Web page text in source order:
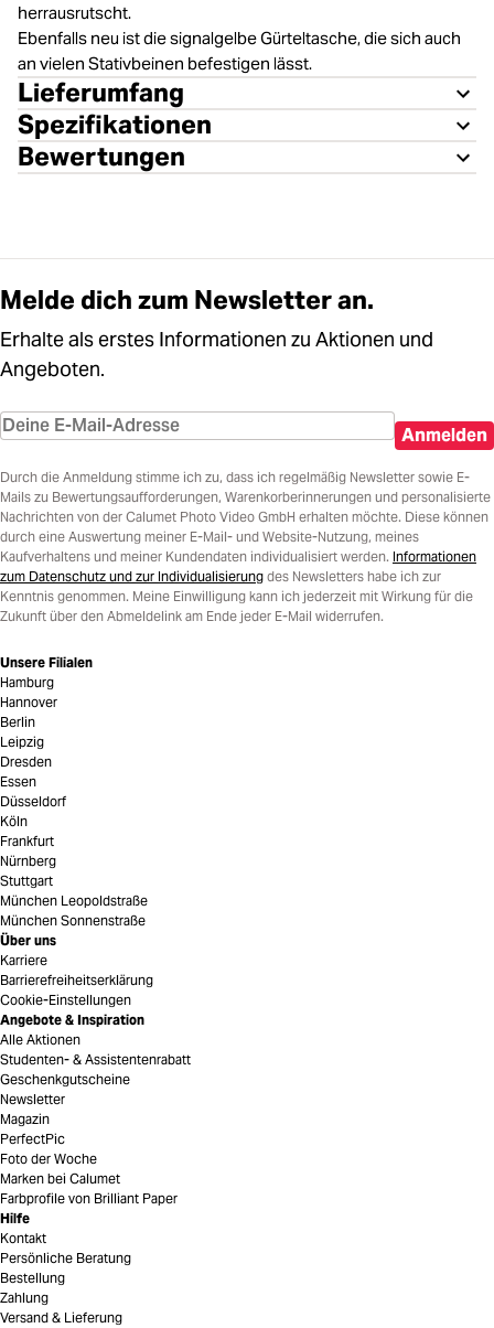
herrausrutscht.
Ebenfalls neu ist die signalgelbe Gürteltasche, die sich auch
an vielen Stativbeinen befestigen lässt.
Lieferumfang
Spezifikationen
Bewertungen
Melde dich zum Newsletter an.
Erhalte als erstes Informationen zu Aktionen und
Angeboten.
Anmelden
Durch die Anmeldung stimme ich zu, dass ich regelmäßig Newsletter sowie E-
Mails zu Bewertungsaufforderungen, Warenkorberinnerungen und personalisierte
Nachrichten von der Calumet Photo Video GmbH erhalten möchte. Diese können
durch eine Auswertung meiner E-Mail- und Website-Nutzung, meines
Kaufverhaltens und meiner Kundendaten individualisiert werden. Informationen
zum Datenschutz und zur Individualisierung des Newsletters habe ich zur
Kenntnis genommen. Meine Einwilligung kann ich jederzeit mit Wirkung für die
Zukunft über den Abmeldelink am Ende jeder E-Mail widerrufen.
Unsere Filialen
Hamburg
Hannover
Berlin
Leipzig
Dresden
Essen
Düsseldorf
Köln
Frankfurt
Nürnberg
Stuttgart
München Leopoldstraße
München Sonnenstraße
Über uns
Karriere
Barrierefreiheitserklärung
Cookie-Einstellungen
Angebote & Inspiration
Alle Aktionen
Studenten- & Assistentenrabatt
Geschenkgutscheine
Newsletter
Magazin
PerfectPic
Foto der Woche
Marken bei Calumet
Farbprofile von Brilliant Paper
Hilfe
Kontakt
Persönliche Beratung
Bestellung
Zahlung
Versand & Lieferung